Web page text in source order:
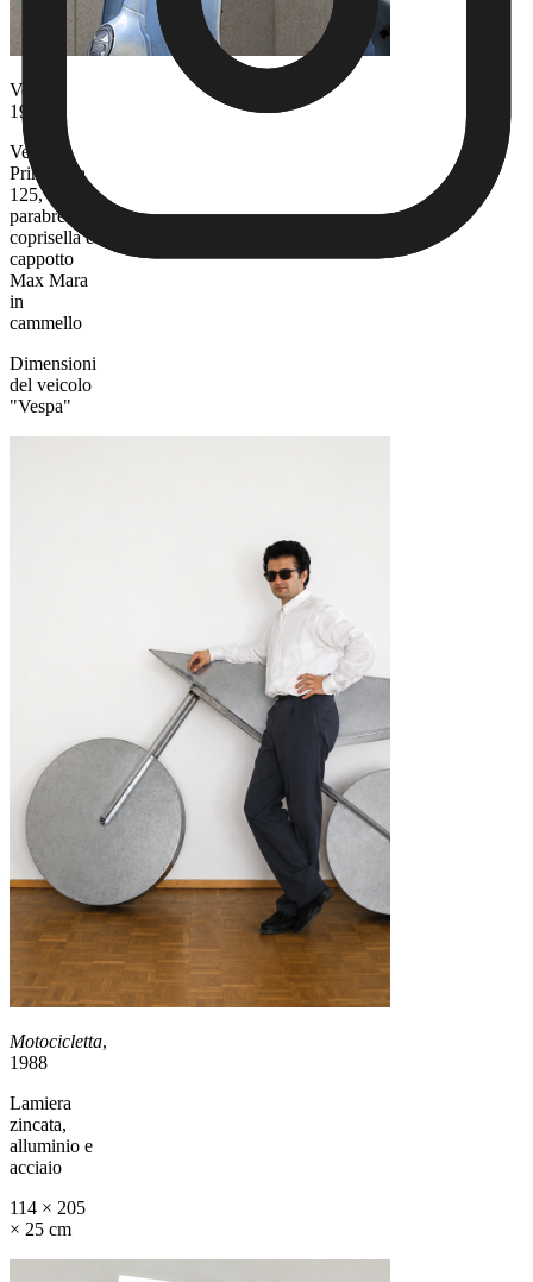
Vespa,
1993
Vespa
Primavera
125,
parabrezza,
coprisella e
cappotto
Max Mara
in
cammello
Dimensioni
del veicolo
"Vespa"
Motocicletta,
1988
Lamiera
zincata,
alluminio e
acciaio
114 × 205
× 25 cm